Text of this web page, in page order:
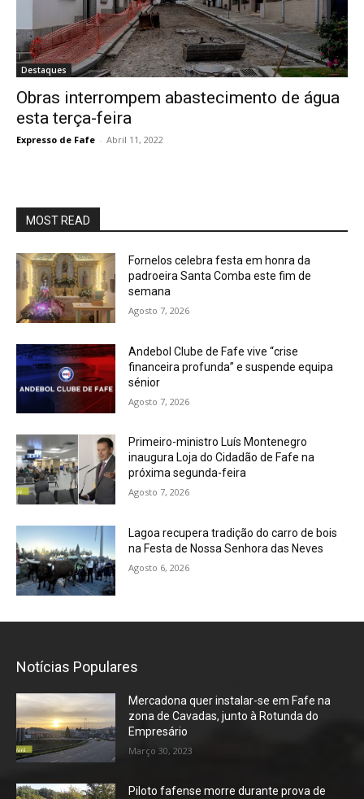
Destaques
Obras interrompem abastecimento de água
esta terça-feira
Expresso de Fafe - Abril 11, 2022
MOST READ
Fornelos celebra festa em honra da
padroeira Santa Comba este fim de
semana
Agosto 7, 2026
Andebol Clube de Fafe vive “crise
financeira profunda” e suspende equipa
sénior
Agosto 7, 2026
Primeiro-ministro Luís Montenegro
inaugura Loja do Cidadão de Fafe na
próxima segunda-feira
Agosto 7, 2026
Lagoa recupera tradição do carro de bois
na Festa de Nossa Senhora das Neves
Agosto 6, 2026
Notícias Populares
Mercadona quer instalar-se em Fafe na
zona de Cavadas, junto à Rotunda do
Empresário
Março 30, 2023
Piloto fafense morre durante prova de